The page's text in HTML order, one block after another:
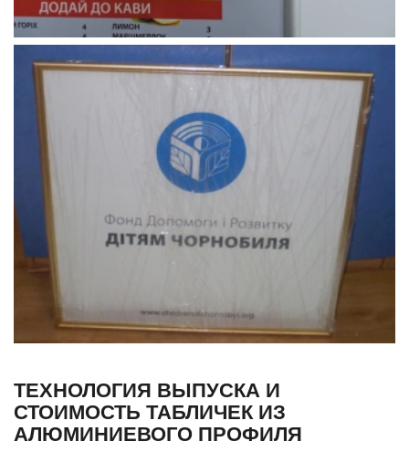
ТЕХНОЛОГИЯ ВЫПУСКА И
СТОИМОСТЬ ТАБЛИЧЕК ИЗ
АЛЮМИНИЕВОГО ПРОФИЛЯ